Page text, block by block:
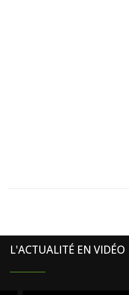
L'ACTUALITÉ EN VIDÉO